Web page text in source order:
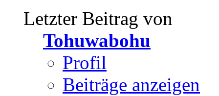
Letzter Beitrag von
Tohuwabohu
Profil
Beiträge anzeigen